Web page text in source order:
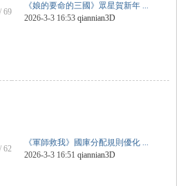
/ 69
《娘的要命的三國》眾星賀新年 ...
2026-3-3 16:53 qiannian3D
/ 62
《軍師救我》國庫分配規則優化 ...
2026-3-3 16:51 qiannian3D